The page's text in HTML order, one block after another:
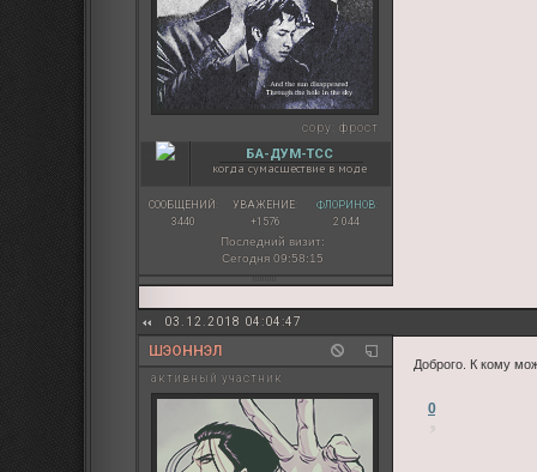
copy: фрост
БА-ДУМ-ТСС
когда сумасшествие в моде
СООБЩЕНИЙ:
3440
УВАЖЕНИЕ:
+1576
ФЛОРИНОВ:
2 044
Последний визит:
Сегодня 09:58:15
03.12.2018 04:04:47
ШЭОННЭЛ
активный участник
Доброго. К кому
0